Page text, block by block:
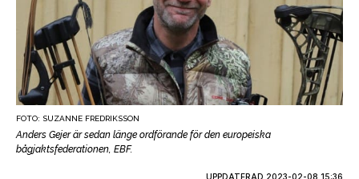
FOTO: SUZANNE FREDRIKSSON
Anders Gejer är sedan länge ordförande för den europeiska
bågjaktsfederationen, EBF.
UPPDATERAD 2023-02-08 15:36